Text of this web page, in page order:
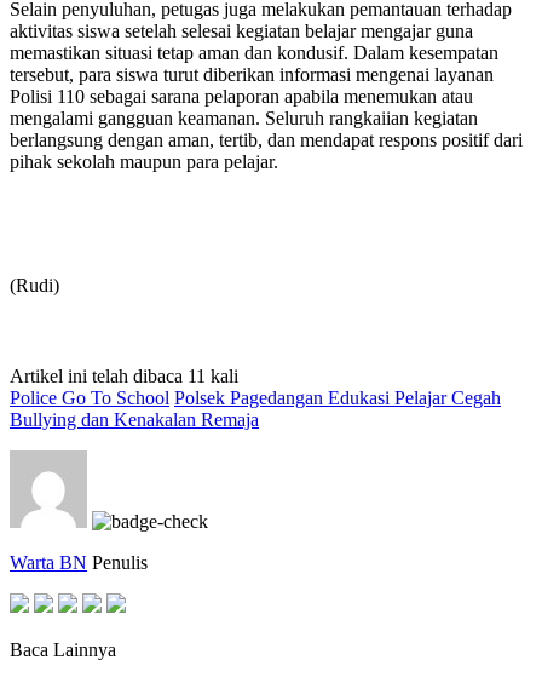
Selain penyuluhan, petugas juga melakukan pemantauan terhadap
aktivitas siswa setelah selesai kegiatan belajar mengajar guna
memastikan situasi tetap aman dan kondusif. Dalam kesempatan
tersebut, para siswa turut diberikan informasi mengenai layanan
Polisi 110 sebagai sarana pelaporan apabila menemukan atau
mengalami gangguan keamanan. Seluruh rangkaiian kegiatan
berlangsung dengan aman, tertib, dan mendapat respons positif dari
pihak sekolah maupun para pelajar.
(Rudi)
Artikel ini telah dibaca 11 kali
Police Go To School Polsek Pagedangan Edukasi Pelajar Cegah
Bullying dan Kenakalan Remaja
Warta BN Penulis
Baca Lainnya